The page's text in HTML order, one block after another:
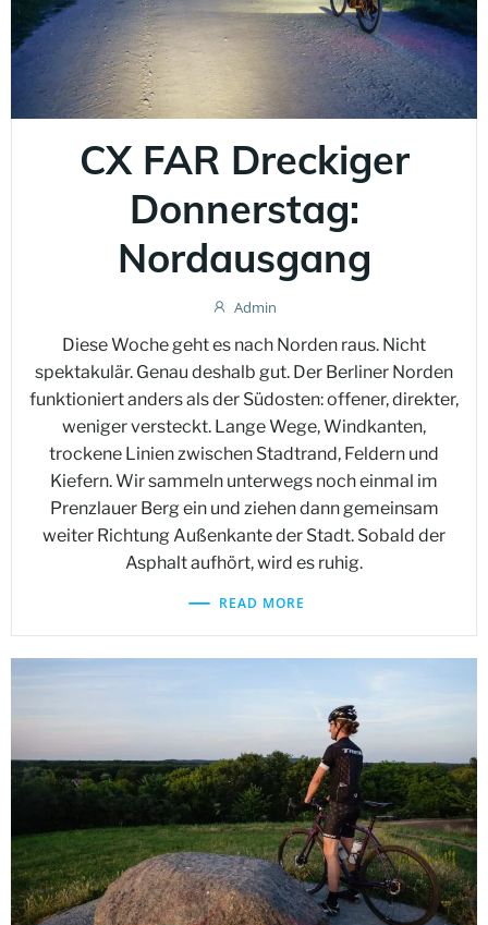
CX FAR Dreckiger
Donnerstag:
Nordausgang
Admin
Diese Woche geht es nach Norden raus. Nicht
spektakulär. Genau deshalb gut. Der Berliner Norden
funktioniert anders als der Südosten: offener, direkter,
weniger versteckt. Lange Wege, Windkanten,
trockene Linien zwischen Stadtrand, Feldern und
Kiefern. Wir sammeln unterwegs noch einmal im
Prenzlauer Berg ein und ziehen dann gemeinsam
weiter Richtung Außenkante der Stadt. Sobald der
Asphalt aufhört, wird es ruhig.
READ MORE